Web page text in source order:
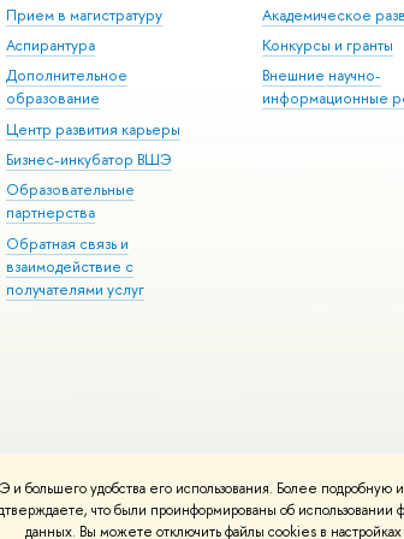
удобства его использования. Более подробную
что были проинформированы об
данных. Вы можете отключить файлы cookies в настройках
Прием в магистратуру
Аспирантура
Дополнительное
образование
Центр развития карьеры
Бизнес-инкубатор ВШЭ
Образовательные
партнерства
Обратная связь и
взаимодействие с
получателями услуг
Академическое
Конкурсы и гранты
Внешние научно-
информационные
Условия использования материалов Политика
вШколе дизайна НИУ ВШЭ